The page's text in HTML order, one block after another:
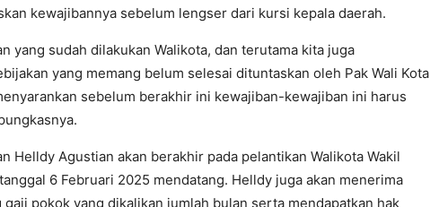
kewajibannya sebelum lengser dari kursi kepala daerah.
yang sudah dilakukan Walikota, dan terutama kita juga
yang memang belum selesai dituntaskan oleh Pak Wali Kota
sebelum berakhir ini kewajiban-kewajiban ini harus
Helldy Agustian akan berakhir pada pelantikan Walikota Wakil
6 Februari 2025 mendatang. Helldy juga akan menerima
pokok yang dikalikan jumlah bulan serta mendapatkan hak